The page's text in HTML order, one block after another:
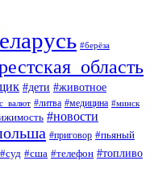
#берёза
#дети #животное
#литва #медицина #минск
#новости
#приговор #пьяный
#суд #сша #телефон #топливо